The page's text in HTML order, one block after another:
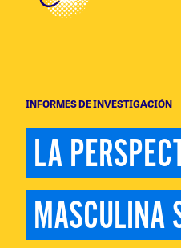
INFORMES DE INVESTIGACIÓN
LA
MASCULINA